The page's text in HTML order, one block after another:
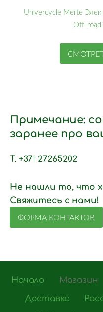
Примечание:
заранее про
T. +371 27265202
Не нашли то, что
Свяжитесь с нами!
ФОРМА КОНТАКТОВ
Univercycle Merte
Off-
Начало Магазин
Доставка